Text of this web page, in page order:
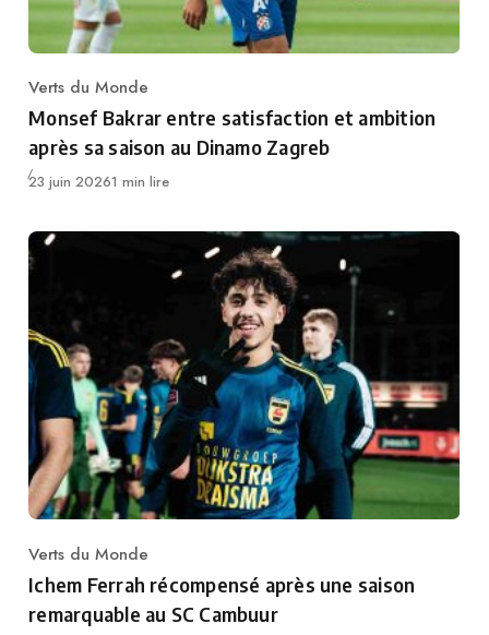
Category
Verts du Monde
Monsef Bakrar entre satisfaction et ambition
après sa saison au Dinamo Zagreb
Publié
23 juin 20261 min lire
Category
Verts du Monde
Ichem Ferrah récompensé après une saison
remarquable au SC Cambuur